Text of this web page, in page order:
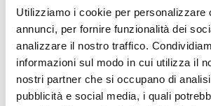
Utilizziamo i cookie per personalizzare
annunci, per fornire funzionalità dei
analizzare il nostro traffico.
informazioni sul modo in cui utilizza il
nostri partner che si occupano di
pubblicità e social media, i quali